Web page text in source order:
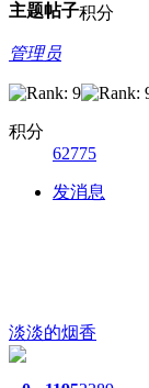
主题帖子积分
管理员
积分
62775
发消息
淡淡的烟香